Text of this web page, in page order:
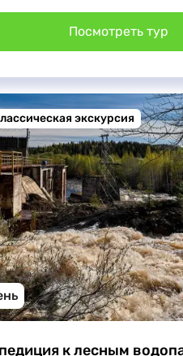
Посмотреть тур
экскурсия
к лесным